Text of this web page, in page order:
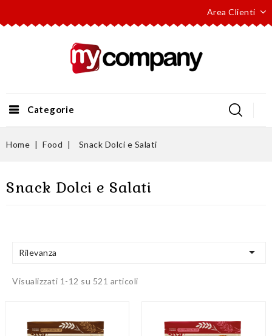
Area Clienti
Categorie
Home Food Snack Dolci e Salati
Snack Dolci e Salati
Rilevanza 
Visualizzati 1-12 su 521 articoli